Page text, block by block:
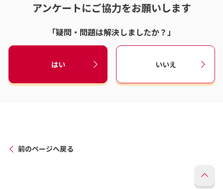
アンケートにご協力をお願いします
「疑問・問題は解決しましたか？」
はい いいえ
前のページへ戻る